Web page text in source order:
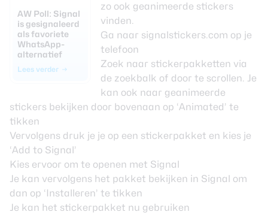
AW Poll: Signal
is gesignaleerd
als favoriete
WhatsApp-
alternatief
Lees verder
zo ook geanimeerde stickers
vinden.
Ga naar signalstickers.com op je
telefoon
Zoek naar stickerpakketten via
de zoekbalk of door te scrollen. Je
kan ook naar geanimeerde
stickers bekijken door bovenaan op ‘Animated’ te
tikken
Vervolgens druk je je op een stickerpakket en kies je
‘Add to Signal’
Kies ervoor om te openen met Signal
Je kan vervolgens het pakket bekijken in Signal om
dan op ‘Installeren’ te tikken
Je kan het stickerpakket nu gebruiken